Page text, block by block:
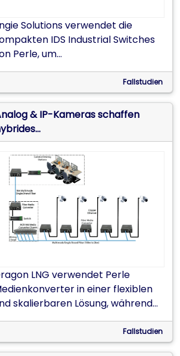
Solutions verwendet die
IDS Industrial Switches
Perle, um
mit bis zu
100 Watt PoE zu versorgen, und
gleichzeitig eine Remote-
Fallstudien
& IP-Kameras schaffen
LNG verwendet Perle
in einer flexiblen
skalierbaren Lösung, während
Migration von Analog- zu
Fallstudien